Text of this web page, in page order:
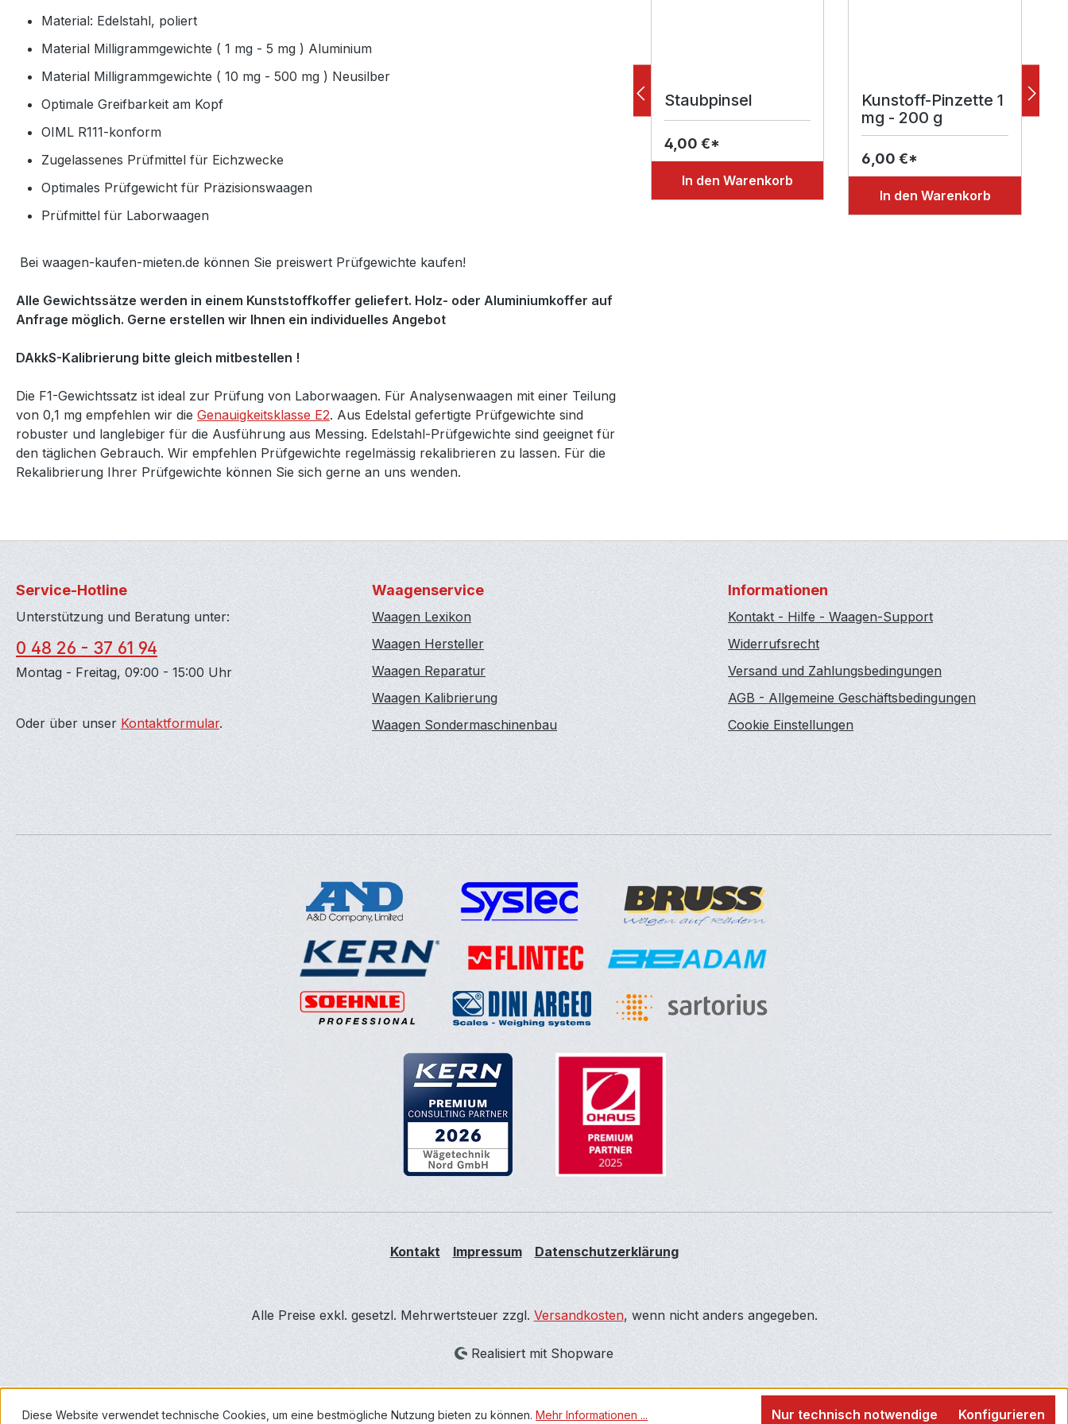
Material: Edelstahl, poliert
Material Milligrammgewichte ( 1 mg - 5 mg ) Aluminium
Material Milligrammgewichte ( 10 mg - 500 mg ) Neusilber
Optimale Greifbarkeit am Kopf
OIML R111-konform
Zugelassenes Prüfmittel für Eichzwecke
Optimales Prüfgewicht für Präzisionswaagen
Prüfmittel für Laborwaagen
Bei waagen-kaufen-mieten.de können Sie preiswert Prüfgewichte kaufen!
Alle Gewichtssätze werden in einem Kunststoffkoffer geliefert. Holz- oder Aluminiumkoffer auf
Anfrage möglich. Gerne erstellen wir Ihnen ein individuelles Angebot
DAkkS-Kalibrierung bitte gleich mitbestellen !
Die F1-Gewichtssatz ist ideal zur Prüfung von Laborwaagen. Für Analysenwaagen mit einer Teilung
von 0,1 mg empfehlen wir die Genauigkeitsklasse E2. Aus Edelstal gefertigte Prüfgewichte sind
robuster und langlebiger für die Ausführung aus Messing. Edelstahl-Prüfgewichte sind geeignet für
den täglichen Gebrauch. Wir empfehlen Prüfgewichte regelmässig rekalibrieren zu lassen. Für die
Rekalibrierung Ihrer Prüfgewichte können Sie sich gerne an uns wenden.
Staubpinsel
4,00 €*
In den Warenkorb
Kunstoff-Pinzette 1
mg - 200 g
6,00 €*
In den Warenkorb
Service-Hotline
Unterstützung und Beratung unter:
0 48 26 - 37 61 94
Montag - Freitag, 09:00 - 15:00 Uhr
Oder über unser Kontaktformular.
Waagenservice
Waagen Lexikon
Waagen Hersteller
Waagen Reparatur
Waagen Kalibrierung
Waagen Sondermaschinenbau
Informationen
Kontakt - Hilfe - Waagen-Support
Widerrufsrecht
Versand und Zahlungsbedingungen
AGB - Allgemeine Geschäftsbedingungen
Cookie Einstellungen
Kontakt Impressum Datenschutzerklärung
Alle Preise exkl. gesetzl. Mehrwertsteuer zzgl. Versandkosten, wenn nicht anders angegeben.
Realisiert mit Shopware
Diese Website verwendet technische Cookies, um eine bestmögliche Nutzung bieten zu können. Mehr Informationen ... Nur technisch notwendige Konfigurieren